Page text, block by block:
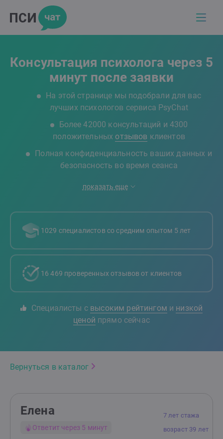
Консультация психолога через 5
минут после заявки
На этой странице мы подобрали для вас
лучших психологов сервиса PsyChat
Более 42000 консультаций и 4300
положительных отзывов клиентов
Полная конфиденциальность ваших данных и
безопасность во время сеанса
показать еще
1029 специалистов со средним опытом 5 лет
16 469 проверенных отзывов от клиентов
Специалисты с высоким рейтингом и низкой
ценой прямо сейчас
Вернуться в каталог
7 лет стажа
возраст 39 лет
Елена
Ответит через 5 минут